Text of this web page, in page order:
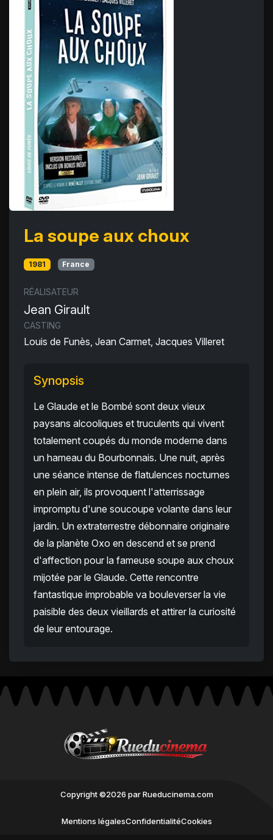
La soupe aux choux
1981 France
RÉALISATEUR
Jean Girault
CASTING
Louis de Funès, Jean Carmet, Jacques Villeret
Synopsis
Le Glaude et le Bombé sont deux vieux
paysans alcooliques et truculents qui vivent
totalement coupés du monde moderne dans
un hameau du Bourbonnais. Une nuit, après
une séance intense de flatulences nocturnes
en plein air, ils provoquent l'atterrissage
impromptu d'une soucoupe volante dans leur
jardin. Un extraterrestre débonnaire originaire
de la planète Oxo en descend et se prend
d'affection pour la fameuse soupe aux choux
mijotée par le Glaude. Cette rencontre
fantastique improbable va bouleverser la vie
paisible des deux vieillards et attirer la curiosité
de leur entourage.
Copyright ©2026 par Rueducinema.com
Mentions légalesConfidentialitéCookies